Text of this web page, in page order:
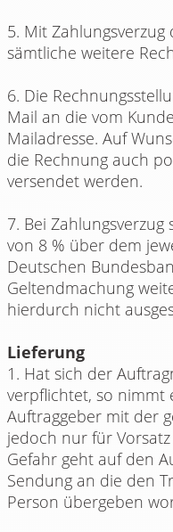
5. Mit
sämtliche weitere
6. Die
Mail an die vom
Mailadresse. Auf
die Rechnung auch
versendet werden.
7. Bei
von 8 % über dem
Deutschen
Geltendmachung
hierdurch nicht
Lieferung
1. Hat sich der
verpflichtet, so nimmt
Auftraggeber mit der
jedoch nur für
Gefahr geht auf den
Sendung an die den
Person übergeben